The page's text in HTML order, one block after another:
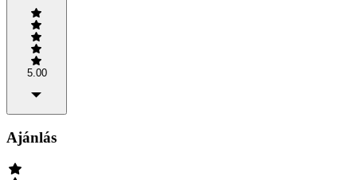
5.00
Ajánlás